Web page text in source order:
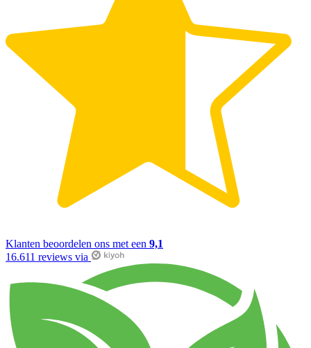
Klanten beoordelen ons met een 9,1
16.611 reviews via